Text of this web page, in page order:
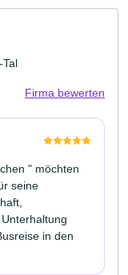
Firma bewerten
" möchten
seine
in den